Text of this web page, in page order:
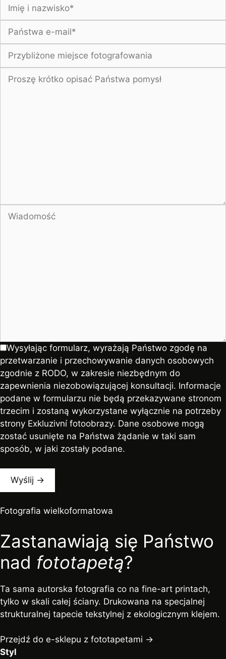
Wysyłając formularz, wyrażają Państwo zgodę na
przetwarzanie i przechowywanie danych osobowych
zgodnie z RODO, w zakresie niezbędnym do
zapewnienia niezobowiązującej konsultacji. Informacje
podane w formularzu nie będą przekazywane stronom
trzecim i zostaną wykorzystane wyłącznie na potrzeby
strony Exkluzivní fotoobrazy. Dane osobowe mogą
zostać usunięte na Państwa żądanie w taki sam
sposób, w jaki zostały podane.
Fotografia wielkoformatowa
Zastanawiają się Państwo
nad fototapetą?
Ta sama autorska fotografia co na fine-art printach,
tylko w skali całej ściany. Drukowana na specjalnej
strukturalnej tapecie tekstylnej z ekologicznym klejem.
Przejdź do e-sklepu z fototapetami →
Styl